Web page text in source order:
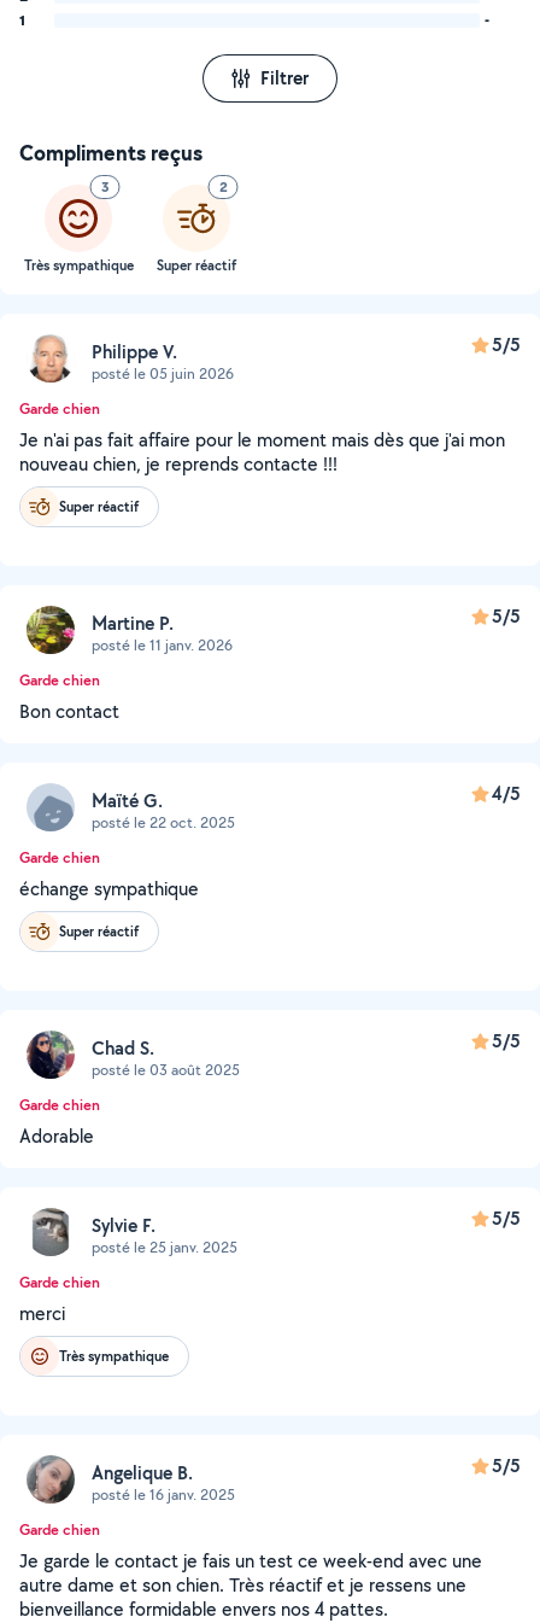
1
-
Filtrer
Compliments reçus
3
Très sympathique
2
Super réactif
Philippe V.
posté le 05 juin 2026
5/5
Garde chien
Je n'ai pas fait affaire pour le moment mais dès que j'ai mon
nouveau chien, je reprends contacte !!!
Super réactif
Martine P.
posté le 11 janv. 2026
5/5
Garde chien
Bon contact
Maïté G.
posté le 22 oct. 2025
4/5
Garde chien
échange sympathique
Super réactif
Chad S.
posté le 03 août 2025
5/5
Garde chien
Adorable
Sylvie F.
posté le 25 janv. 2025
5/5
Garde chien
merci
Très sympathique
Angelique B.
posté le 16 janv. 2025
5/5
Garde chien
Je garde le contact je fais un test ce week-end avec une
autre dame et son chien. Très réactif et je ressens une
bienveillance formidable envers nos 4 pattes.